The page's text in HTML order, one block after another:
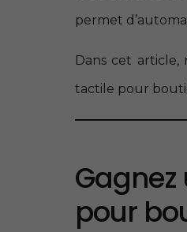
permet
Dans cet article,
tactile pour
pour